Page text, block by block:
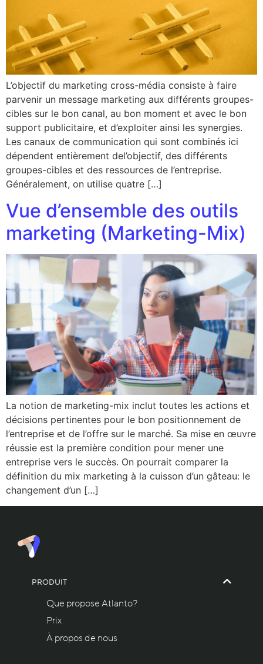
L’objectif du marketing cross-média consiste à faire
parvenir un message marketing aux différents groupes-
cibles sur le bon canal, au bon moment et avec le bon
support publicitaire, et d’exploiter ainsi les synergies.
Les canaux de communication qui sont combinés ici
dépendent entièrement del’objectif, des différents
groupes-cibles et des ressources de l’entreprise.
Généralement, on utilise quatre […]
Vue d’ensemble des outils
marketing (Marketing-Mix)
La notion de marketing-mix inclut toutes les actions et
décisions pertinentes pour le bon positionnement de
l’entreprise et de l’offre sur le marché. Sa mise en œuvre
réussie est la première condition pour mener une
entreprise vers le succès. On pourrait comparer la
définition du mix marketing à la cuisson d’un gâteau: le
changement d’un […]
PRODUIT
Que propose Atlanto?
Prix
À propos de nous